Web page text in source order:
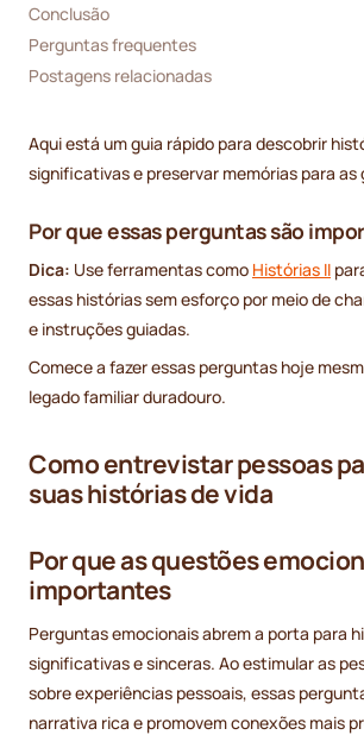
Conclusão
Perguntas frequentes
Postagens relacionadas
Aqui está um guia rápido para descobrir
significativas e preservar memórias para
Por que essas perguntas são
Dica: Use ferramentas como Histórias II
essas histórias sem esforço por meio de
e instruções guiadas.
Comece a fazer essas perguntas hoje
legado familiar duradouro.
Como entrevistar pessoas
suas histórias de vida
Por que as questões
importantes
Perguntas emocionais abrem a porta para
significativas e sinceras. Ao estimular as
sobre experiências pessoais, essas
narrativa rica e promovem conexões mais